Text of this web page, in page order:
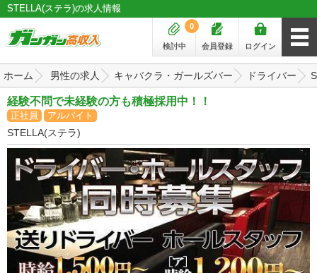
STELLA(ステラ)の求人情報
ログイン
会員登録
検討中
0
ホーム 男性の求人 キャバクラ・ガールズバー ドライバー
経験不問で未経験の方も積極採用中！！
正社員 アルバイト
STELLA(ステラ)